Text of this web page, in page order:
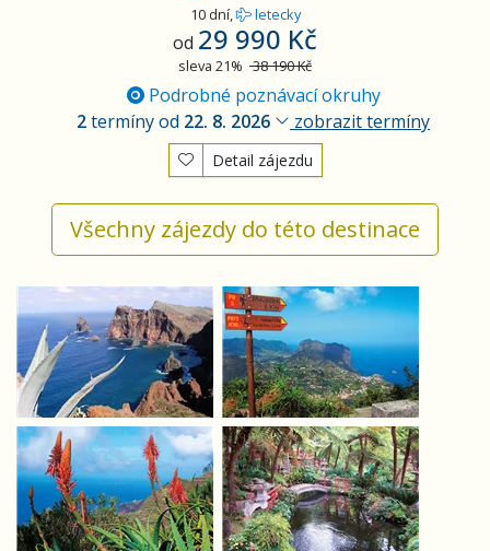
10 dní, letecky
od 29 990 Kč
sleva 21% 38 190 Kč
Podrobné poznávací okruhy
2termíny od 22. 8. 2026 zobrazit termíny
Detail zájezdu
Všechny zájezdy do této destinace